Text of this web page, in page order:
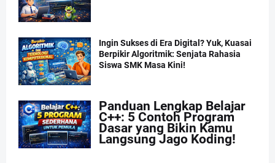
Ingin Sukses di Era Digital? Yuk, Kuasai
Berpikir Algoritmik: Senjata Rahasia
Siswa SMK Masa Kini!
Panduan Lengkap Belajar
C++: 5 Contoh Program
Dasar yang Bikin Kamu
Langsung Jago Koding!